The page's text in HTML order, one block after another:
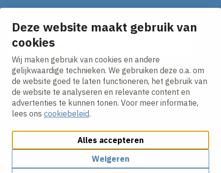
Deze website maakt gebruik van
cookies
Wij maken gebruik van cookies en andere
gelijkwaardige technieken. We gebruiken deze o.a. om
de website goed te laten functioneren, het gebruik van
de website te analyseren en relevante content en
advertenties te kunnen tonen. Voor meer informatie,
lees ons cookiebeleid.
Alles accepteren
Weigeren
Ontvang onze nieuws alerts in je mailbox!
E-mailadres
Ik ga akkoord met hetprivacy statement.
Cookies aanpassenCookie beleidPrivacy policy
Algemene inkoopvoorwaarden